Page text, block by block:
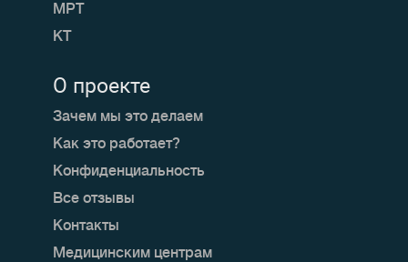
О проекте
Зачем мы это делаем
Как это работает?
Конфиденциальность
Все отзывы
Контакты
Медицинским центрам
МРТ
КТ